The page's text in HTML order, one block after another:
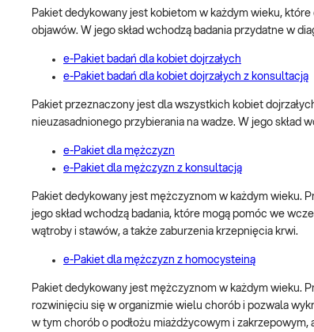
Pakiet dedykowany jest kobietom w każdym wieku,
objawów. W jego skład wchodzą badania przydatne w
e-Pakiet badań dla kobiet dojrzałych
e-Pakiet badań dla kobiet dojrzałych z konsultacją
Pakiet przeznaczony jest dla wszystkich kobiet
nieuzasadnionego przybierania na wadze. W jego
e-Pakiet dla mężczyzn
e-Pakiet dla mężczyzn z konsultacją
Pakiet dedykowany jest mężczyznom w każdym wieku.
jego skład wchodzą badania, które mogą pomóc we
wątroby i stawów, a także zaburzenia krzepnięcia krwi.
e-Pakiet dla mężczyzn z homocysteiną
Pakiet dedykowany jest mężczyznom w każdym wieku.
rozwinięciu się w organizmie wielu chorób i pozwala
w tym chorób o podłożu miażdżycowym i